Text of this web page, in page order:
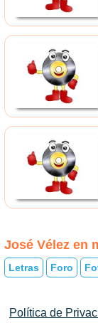
José Vélez en
Letras Foro
Política de